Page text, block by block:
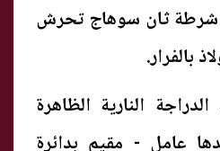
شرطة ثان سوهاج تحرش
بالفرار.
النارية الظاهرة
عامل - مقيم بدائرة